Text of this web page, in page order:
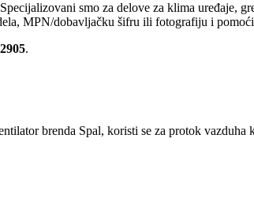
Specijalizovani smo za delove za klima uređaje,
MPN/dobavljačku šifru ili fotografiju i
.
brenda Spal, koristi se za protok